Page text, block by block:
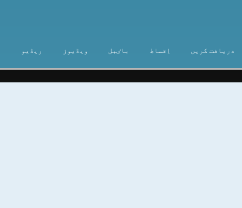
دریافت کریں اِقساط باٸبل ویڈیوز ریڈیو